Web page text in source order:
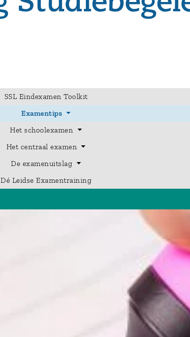
SSL Eindexamen Toolkit
Examentips
Het schoolexamen
Het centraal examen
De examenuitslag
Dé Leidse Examentraining